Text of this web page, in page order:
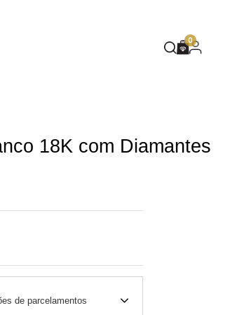
0
18K com Diamantes
de parcelamentos